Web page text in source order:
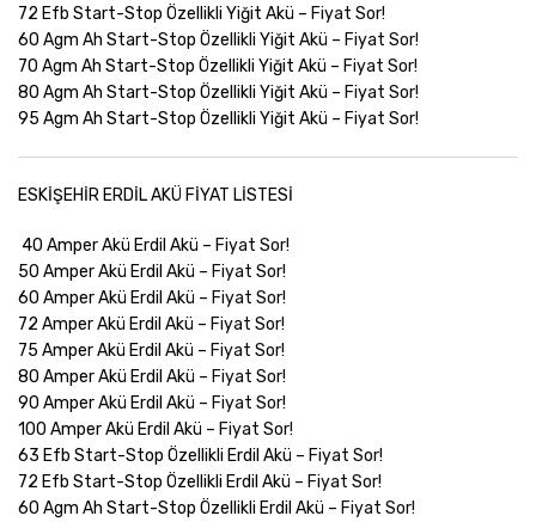
72 Efb Start-Stop Özellikli Yiğit Akü – Fiyat Sor!
60 Agm Ah Start-Stop Özellikli Yiğit Akü – Fiyat Sor!
70 Agm Ah Start-Stop Özellikli Yiğit Akü – Fiyat Sor!
80 Agm Ah Start-Stop Özellikli Yiğit Akü – Fiyat Sor!
95 Agm Ah Start-Stop Özellikli Yiğit Akü – Fiyat Sor!
ESKİŞEHİR ERDİL AKÜ FİYAT LİSTESİ
40 Amper Akü Erdil Akü – Fiyat Sor!
50 Amper Akü Erdil Akü – Fiyat Sor!
60 Amper Akü Erdil Akü – Fiyat Sor!
72 Amper Akü Erdil Akü – Fiyat Sor!
75 Amper Akü Erdil Akü – Fiyat Sor!
80 Amper Akü Erdil Akü – Fiyat Sor!
90 Amper Akü Erdil Akü – Fiyat Sor!
100 Amper Akü Erdil Akü – Fiyat Sor!
63 Efb Start-Stop Özellikli Erdil Akü – Fiyat Sor!
72 Efb Start-Stop Özellikli Erdil Akü – Fiyat Sor!
60 Agm Ah Start-Stop Özellikli Erdil Akü – Fiyat Sor!